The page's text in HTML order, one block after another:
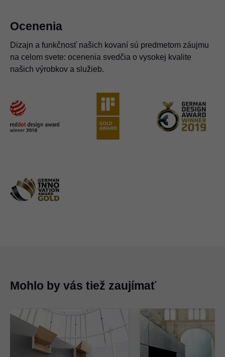
Ocenenia
Dizajn a funkčnosť našich kovaní sú predmetom záujmu
na celom svete: ocenenia svedčia o vysokej kvalite
našich výrobkov a služieb.
Mohlo by vás tiež zaujímať